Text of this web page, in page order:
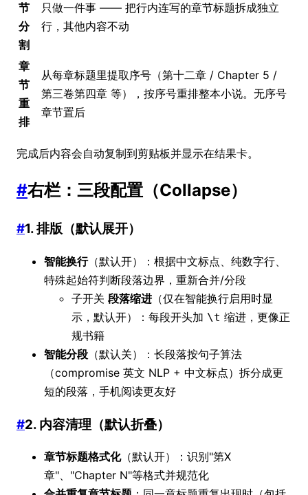
节
分
割
只做一件事 —— 把行内连写的章节标题拆成独立
行，其他内容不动
章
节
重
排
从每章标题里提取序号（第十二章 / Chapter 5 /
第三卷第四章 等），按序号重排整本小说。无序号
章节置后
完成后内容会自动复制到剪贴板并显示在结果卡。
#右栏：三段配置（Collapse）
#1. 排版（默认展开）
智能换行（默认开）：根据中文标点、纯数字行、
特殊起始符判断段落边界，重新合并/分段
子开关 段落缩进 （仅在智能换行启用时显
示，默认开）：每段开头加 \t 缩进，更像正
规书籍
智能分段 （默认关）：长段落按句子算法
（compromise 英文 NLP + 中文标点）拆分成更
短的段落，手机阅读更友好
#2. 内容清理（默认折叠）
章节标题格式化（默认开）：识别"第X
章"、"Chapter N"等格式并规范化